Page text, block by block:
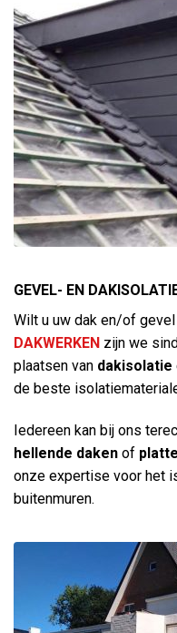
GEVEL- EN
Wilt u uw dak en/of
DAKWERKEN zijn we
plaatsen van dakisolatie
de beste
Iedereen kan bij ons
hellende daken of
onze expertise voor het
buitenmuren.